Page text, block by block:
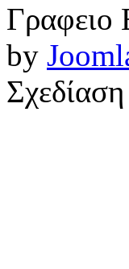
Γραφειο
by